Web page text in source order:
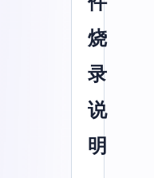
烧
录
说
明